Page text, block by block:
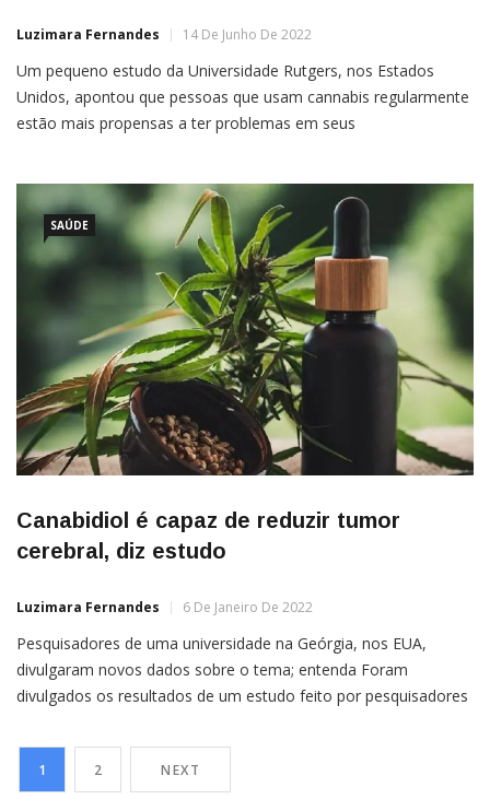
Luzimara Fernandes 14 De Junho De 2022
Um pequeno estudo da Universidade Rutgers, nos Estados
Unidos, apontou que pessoas que usam cannabis regularmente
estão mais propensas a ter problemas em seus
levar a brigas com seus parceiros.A pesquisa, que foi publicada
na revista Drug and Alcohol […]
SAÚDE
Canabidiol é capaz de reduzir tumor
cerebral, diz estudo
Luzimara Fernandes 6 De Janeiro De 2022
Pesquisadores de uma universidade na Geórgia, nos EUA,
divulgaram novos dados sobre o tema; entenda Foram
divulgados os resultados de um estudo feito por pesquisadores
nos Estados Unidos, a respeito do canabidiol (CBD). De acordo
com o estudo, a substância — que é um dos princípios […]
1 2 NEXT